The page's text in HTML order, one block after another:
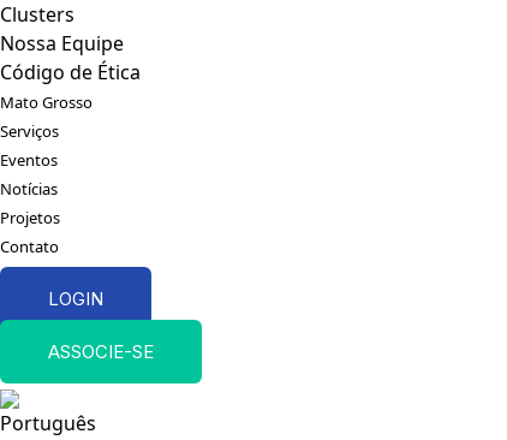
Clusters
Nossa Equipe
Código de Ética
Mato Grosso
Serviços
Eventos
Notícias
Projetos
Contato
LOGIN
ASSOCIE-SE